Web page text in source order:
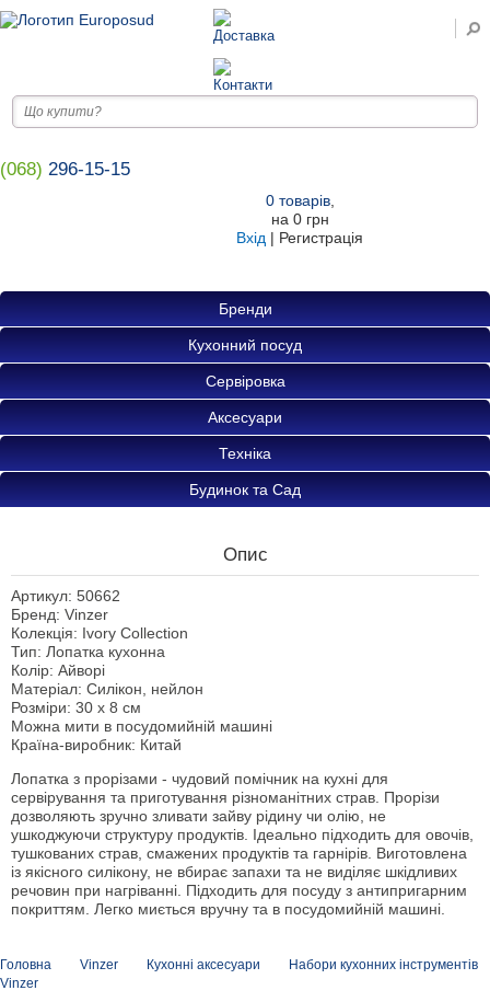
(068) 296-15-15
0товарів,
на 0 грн
Вхід | Регистрація
Бренди
Кухонний посуд
Сервіровка
Аксесуари
Техніка
Будинок та Сад
Опис
Артикул: 50662
Бренд: Vinzer
Колекція: Ivory Collection
Тип: Лопатка кухонна
Колір: Айворі
Матеріал: Силікон, нейлон
Розміри: 30 х 8 см
Можна мити в посудомийній машині
Країна-виробник: Китай
Лопатка з прорізами - чудовий помічник на кухні для
сервірування та приготування різноманітних страв. Прорізи
дозволяють зручно зливати зайву рідину чи олію, не
ушкоджуючи структуру продуктів. Ідеально підходить для овочів,
тушкованих страв, смажених продуктів та гарнірів. Виготовлена
із якісного силікону, не вбирає запахи та не виділяє шкідливих
речовин при нагріванні. Підходить для посуду з антипригарним
покриттям. Легко миється вручну та в посудомийній машині.
Головна Vinzer Кухонні аксесуари
Набори кухонних інструментів
Vinzer